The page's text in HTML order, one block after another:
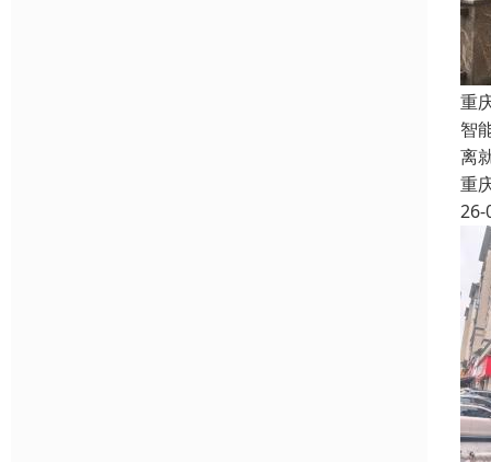
重
智
离
重
26-